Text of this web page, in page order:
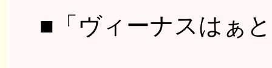
■「ヴィーナスはぁ